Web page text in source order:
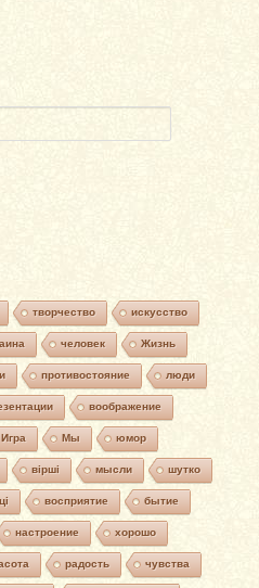
творчество искусство
человек Жизнь
противостояние люди
воображение
Игра Мы юмор
вірші мысли шутко
восприятие бытие
настроение хорошо
радость чувства